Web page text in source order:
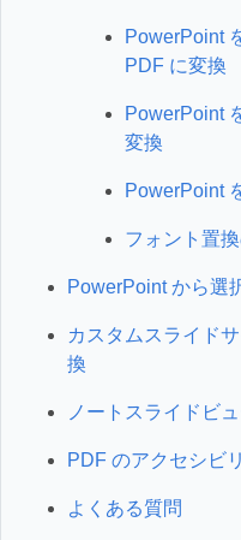
PowerPoint
PDF に変換
PowerPoint
変換
PowerPoint
フォント置
PowerPoint から選
カスタムスライド
換
ノートスライドビ
PDF のアクセシビ
よくある質問